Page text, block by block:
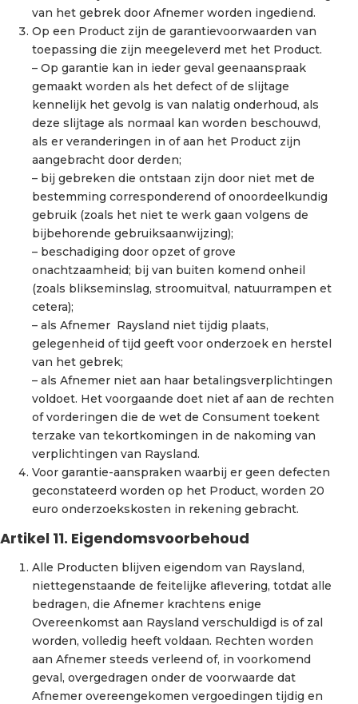
van het gebrek door Afnemer worden ingediend.
Op een Product zijn de garantievoorwaarden van
toepassing die zijn meegeleverd met het Product.
– Op garantie kan in ieder geval geenaanspraak
gemaakt worden als het defect of de slijtage
kennelijk het gevolg is van nalatig onderhoud, als
deze slijtage als normaal kan worden beschouwd,
als er veranderingen in of aan het Product zijn
aangebracht door derden;
– bij gebreken die ontstaan zijn door niet met de
bestemming corresponderend of onoordeelkundig
gebruik (zoals het niet te werk gaan volgens de
bijbehorende gebruiksaanwijzing);
– beschadiging door opzet of grove
onachtzaamheid; bij van buiten komend onheil
(zoals blikseminslag, stroomuitval, natuurrampen et
cetera);
– als Afnemer Raysland niet tijdig plaats,
gelegenheid of tijd geeft voor onderzoek en herstel
van het gebrek;
– als Afnemer niet aan haar betalingsverplichtingen
voldoet. Het voorgaande doet niet af aan de rechten
of vorderingen die de wet de Consument toekent
terzake van tekortkomingen in de nakoming van
verplichtingen van Raysland.
Voor garantie-aanspraken waarbij er geen defecten
geconstateerd worden op het Product, worden 20
euro onderzoekskosten in rekening gebracht.
Artikel 11. Eigendomsvoorbehoud
Alle Producten blijven eigendom van Raysland,
niettegenstaande de feitelijke aflevering, totdat alle
bedragen, die Afnemer krachtens enige
Overeenkomst aan Raysland verschuldigd is of zal
worden, volledig heeft voldaan. Rechten worden
aan Afnemer steeds verleend of, in voorkomend
geval, overgedragen onder de voorwaarde dat
Afnemer overeengekomen vergoedingen tijdig en